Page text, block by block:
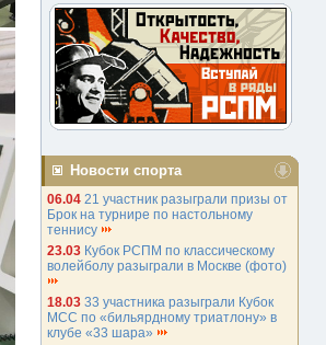
Новости спорта
06.04 21 участник разыграли призы от
Брок на турнире по настольному
теннису
23.03 Кубок РСПМ по классическому
волейболу разыграли в Москве (фото)
18.03 33 участника разыграли Кубок
МСС по «бильярдному триатлону» в
клубе «33 шара»